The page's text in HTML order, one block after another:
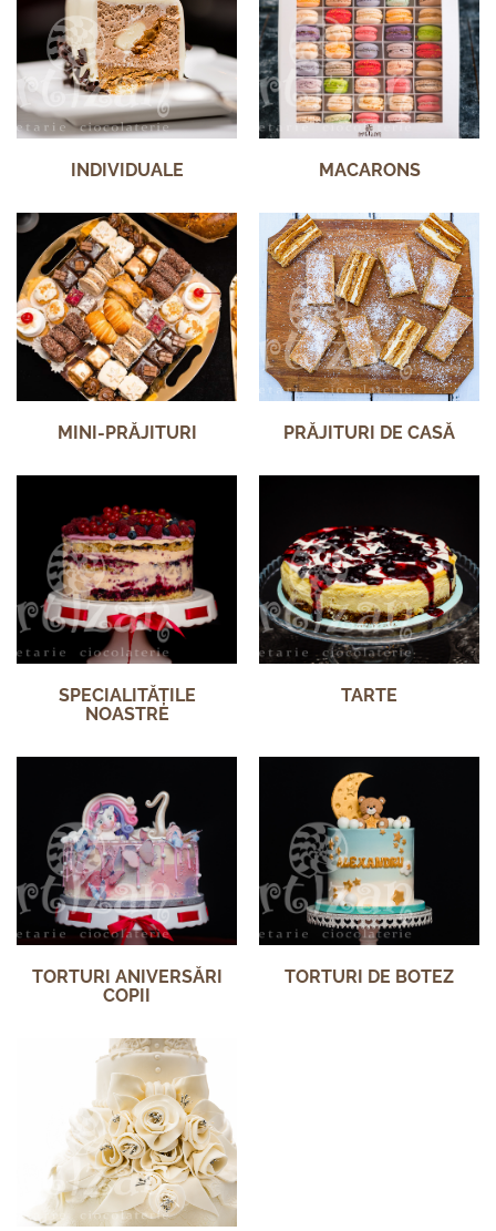
INDIVIDUALE MACARONS
MINI-PRĂJITURI PRĂJITURI DE CASĂ
SPECIALITĂȚILE
NOASTRE
TARTE
TORTURI ANIVERSĂRI
COPII
TORTURI DE BOTEZ